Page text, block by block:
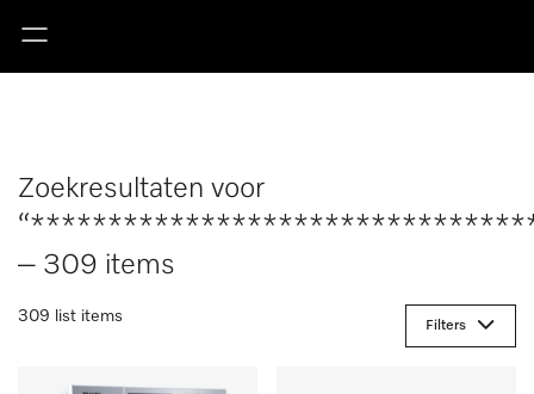
Zoekresultaten voor
– 309 items
309 list items
Filters